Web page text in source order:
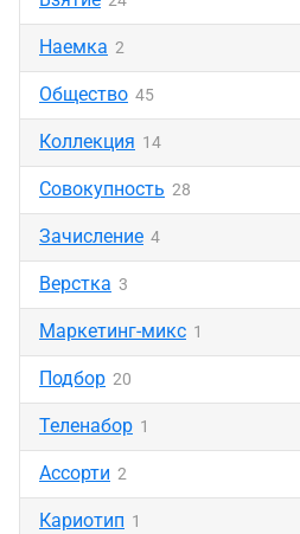
Наемка 2
Общество 45
Коллекция 14
Совокупность 28
Зачисление 4
Верстка 3
Маркетинг-микс 1
Подбор 20
Теленабор 1
Ассорти 2
Кариотип 1